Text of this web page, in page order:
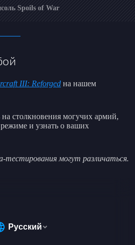
Spoils of War
III: Reforged на нашем
на столкновения могучих армий,
и узнать о ваших
тестирования могут различаться.